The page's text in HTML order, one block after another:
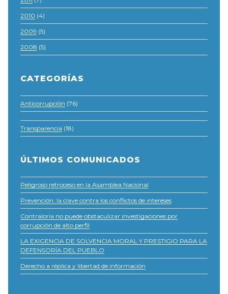
2010 (4)
2009 (5)
2008 (5)
CATEGORÍAS
Anticorrupción (76)
·
Transparencia (18)
ÚLTIMOS COMUNICADOS
Peligroso retroceso en la Asamblea Nacional
Prevención: la clave contra los conflictos de intereses
Contraloría no puede obstaculizar investigaciones por
corrupción de alto perfil
LA EXIGENCIA DE SOLVENCIA MORAL Y PRESTIGIO PARA LA
DEFENSORÍA DEL PUEBLO
Derecho a réplica y libertad de información